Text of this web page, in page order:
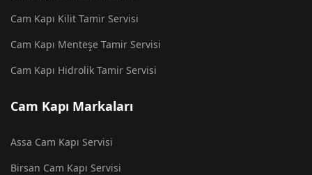
Cam Kapı Kilit Tamir Servisi
Cam Kapı Menteşe Tamir Servisi
Cam Kapı Hidrolik Tamir Servisi
Cam Kapı Markaları
Assa Cam Kapı Servisi
Birsan Cam Kapı Servisi